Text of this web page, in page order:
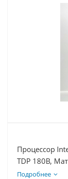
Процессор
TDP 180В,
Видеокарта
Подробнее